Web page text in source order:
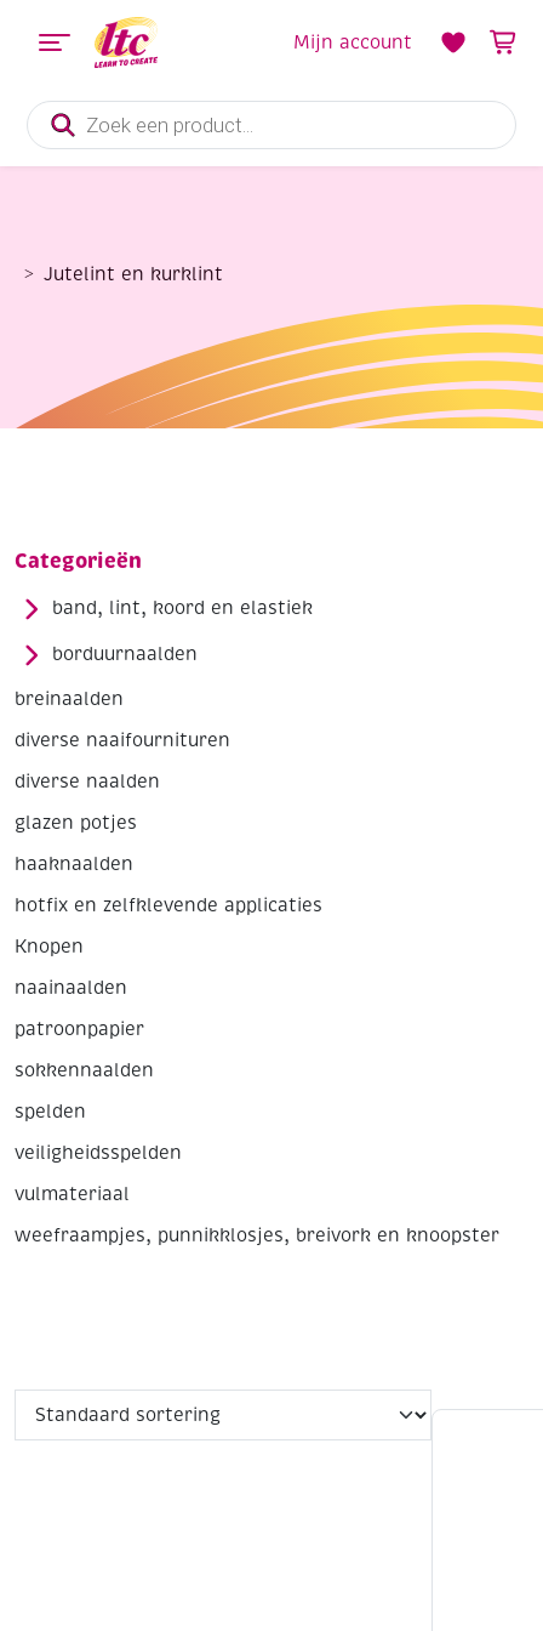
Producten
zoeken
Mijn account
Jutelint en kurklint
Categorieën
band, lint, koord en elastiek
borduurnaalden
breinaalden
diverse naaifournituren
diverse naalden
glazen potjes
haaknaalden
hotfix en zelfklevende applicaties
Knopen
naainaalden
patroonpapier
sokkennaalden
spelden
veiligheidsspelden
vulmateriaal
weefraampjes, punnikklosjes, breivork en knoopster